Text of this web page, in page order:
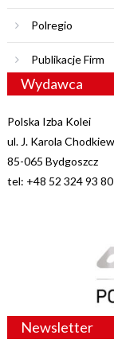
Polregio
Publikacje Firm
Wydawca
Polska Izba Kolei
ul. J. Karola
85-065 Bydgoszcz
tel: +48 52 324 93 80
Newsletter